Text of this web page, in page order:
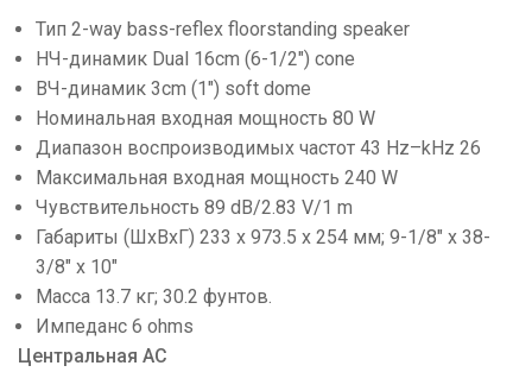
Тип 2-way bass-reflex floorstanding speaker
НЧ-динамик Dual 16cm (6-1/2") cone
ВЧ-динамик 3cm (1") soft dome
Номинальная входная мощность 80 W
Диапазон воспроизводимых частот 43 Hz–kHz 26
Максимальная входная мощность 240 W
Чувствительность 89 dB/2.83 V/1 m
Габариты (ШхВхГ) 233 x 973.5 x 254 мм; 9-1/8" x 38-
3/8" x 10"
Масса 13.7 кг; 30.2 фунтов.
Импеданс 6 ohms
Центральная АС